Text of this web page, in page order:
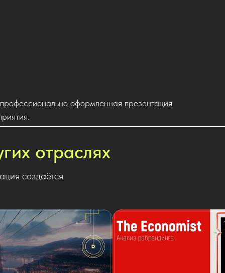
оформленная презентация
отраслях
создаётся